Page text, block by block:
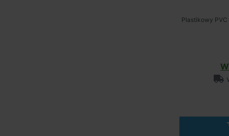
Plastikowy PVC